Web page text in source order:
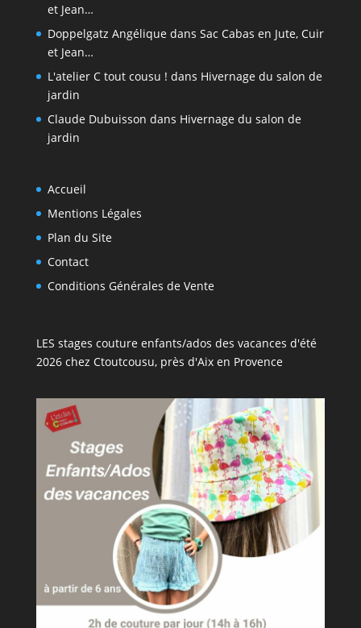
et Jean…
Doppelgatz Angéliquedans Sac Cabas en Jute, Cuir
et Jean…
L'atelier C tout cousu ! dans Hivernage du salon de
jardin
Claude Dubuisson dans Hivernage du salon de
jardin
Accueil
Mentions Légales
Plan du Site
Contact
Conditions Générales de Vente
LES stages couture enfants/ados des vacances d'été
2026 chez Ctoutcousu, près d'Aix en Provence